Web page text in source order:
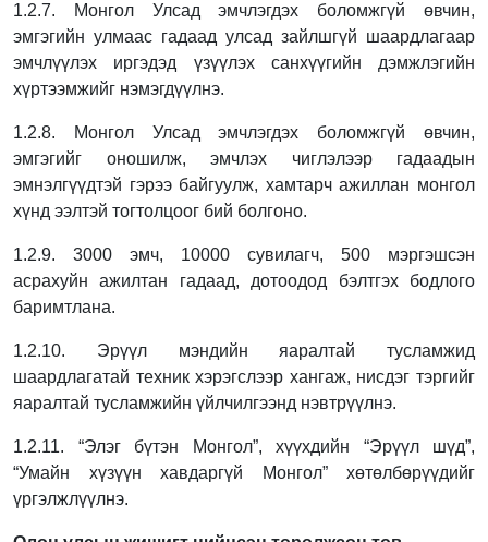
1.2.7. Монгол Улсад эмчлэгдэх боломжгүй өвчин,
эмгэгийн улмаас гадаад улсад зайлшгүй шаардлагаар
эмчлүүлэх иргэдэд үзүүлэх санхүүгийн дэмжлэгийн
хүртээмжийг нэмэгдүүлнэ.
1.2.8. Монгол Улсад эмчлэгдэх боломжгүй өвчин,
эмгэгийг оношилж, эмчлэх чиглэлээр гадаадын
эмнэлгүүдтэй гэрээ байгуулж, хамтарч ажиллан монгол
хүнд ээлтэй тогтолцоог бий болгоно.
1.2.9. 3000 эмч, 10000 сувилагч, 500 мэргэшсэн
асрахуйн ажилтан гадаад, дотоодод бэлтгэх бодлого
баримтлана.
1.2.10. Эрүүл мэндийн яаралтай тусламжид
шаардлагатай техник хэрэгслээр хангаж, нисдэг тэргийг
яаралтай тусламжийн үйлчилгээнд нэвтрүүлнэ.
1.2.11. “Элэг бүтэн Монгол”, хүүхдийн “Эрүүл шүд”,
“Умайн хүзүүн хавдаргүй Монгол” хөтөлбөрүүдийг
үргэлжлүүлнэ.